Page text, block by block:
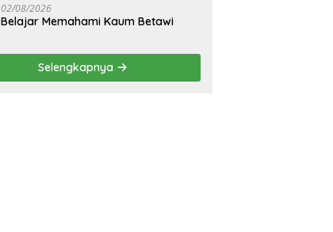
Republik Indonesia)
02/08/2026
Belajar Memahami Kaum Betawi
Selengkapnya